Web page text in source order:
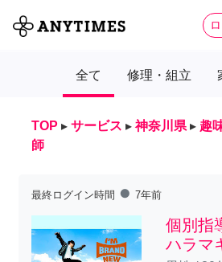
全て 修理・組立
TOP ▸ サービス ▸ 神奈川県 ▸ 趣
師
最終ログイン時間 fiber_manual_record 7年前
個別指
ハラマ